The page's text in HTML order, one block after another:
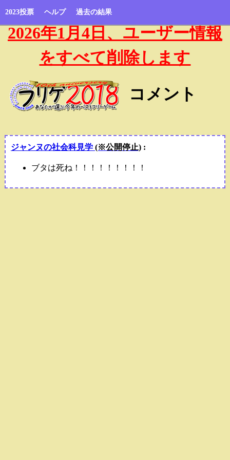
2023投票 ヘルプ 過去の結果
2026年1月4日、ユーザー情報
をすべて削除します
コメント
ジャンヌの社会科見学 (※公開停止):
ブタは死ね！！！！！！！！！